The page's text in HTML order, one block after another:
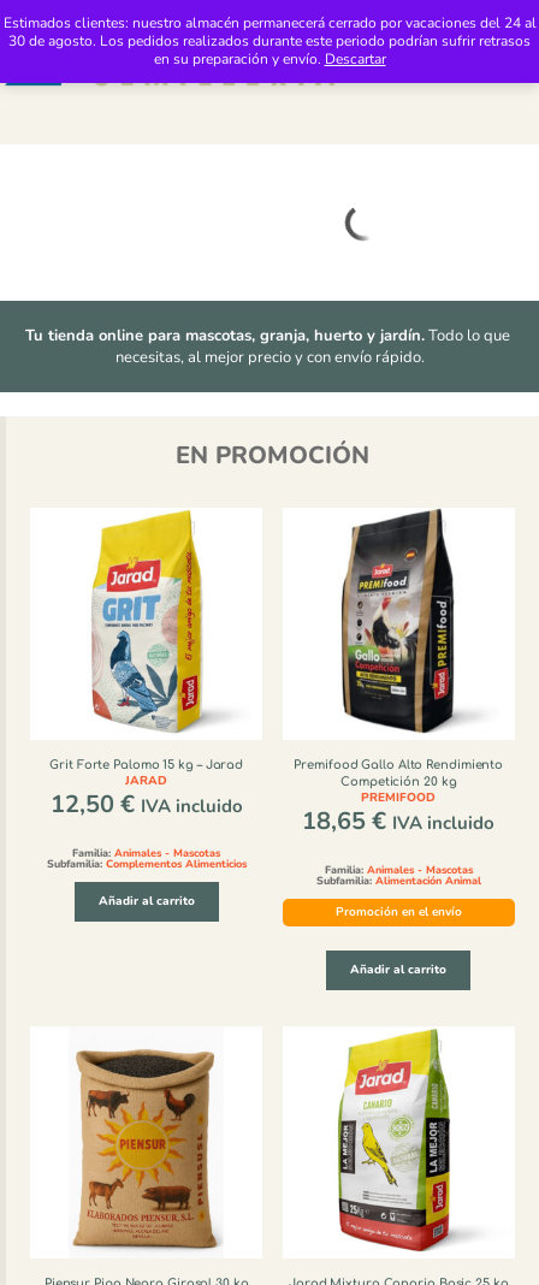
Estimados clientes: nuestro almacén permanecerá cerrado por vacaciones del 24 al
30 de agosto. Los pedidos realizados durante este periodo podrían sufrir retrasos
en su preparación y envío. Descartar
Tu tienda online para mascotas, granja, huerto y jardín. Todo lo que
necesitas, al mejor precio y con envío rápido.
EN PROMOCIÓN
Grit Forte Palomo 15 kg – Jarad
JARAD
12,50 € IVA incluido
Familia:Animales - Mascotas
Subfamilia: Complementos Alimenticios
Añadir al carrito
Premifood Gallo Alto Rendimiento
Competición 20 kg
PREMIFOOD
18,65€ IVA incluido
Familia: Animales - Mascotas
Subfamilia: Alimentación Animal
Promoción en el envío
Añadir al carrito